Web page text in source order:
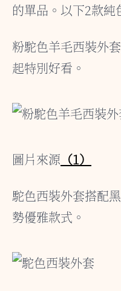
的單品。以下2款純
粉駝色羊毛西裝外
起特別好看。
圖片來源 （1）
駝色西裝外套搭配
勢優雅款式。